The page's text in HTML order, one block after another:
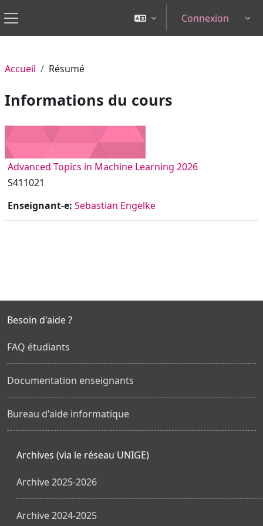
Panneau latéral
Connexion
Accueil Résumé
Informations du cours
Advanced Topics in Machine Learning 2026
S411021
Enseignant-e: Sebastian Engelke
Besoin d'aide ?
FAQ étudiants
Documentation enseignants
Bureau d'aide informatique
Archives (via le réseau UNIGE)
Archive 2025-2026
Archive 2024-2025